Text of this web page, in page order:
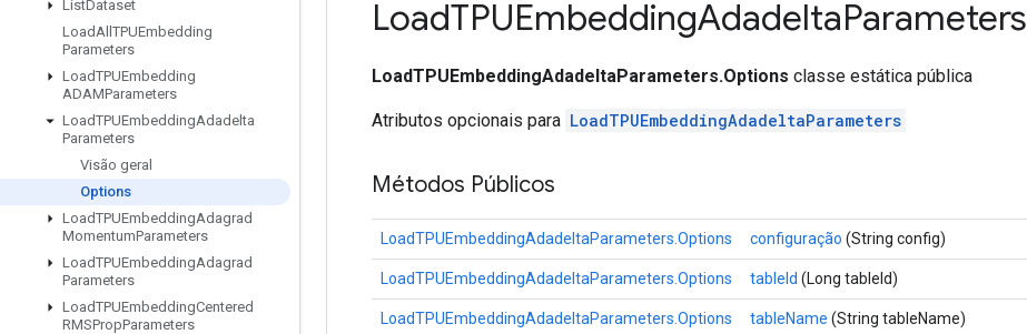
ListDataset
LoadAll TPUEmbedding
Parameters
LoadTPUEmbedding
ADAMParameters
LoadTPUEmbeddingAdadelta
Parameters
Visão geral
Options
LoadTPUEmbeddingAdagrad
MomentumParameters
LoadTPUEmbeddingAdagrad
Parameters
LoadTPUEmbeddingCentered
RMSPropParameters
LoadTPUEmbeddingAdadeltaParameters
LoadTPUEmbeddingAdadeltaParameters.Options classe estática pública
Atributos opcionais para LoadTPUEmbeddingAdadeltaParameters
Métodos Públicos
LoadTPUEmbeddingAdadeltaParameters.Options configuração (String config)
LoadTPUEmbeddingAdadeltaParameters.Options tableId (Long tableId)
LoadTPUEmbeddingAdadeltaParameters.Options tableName (String tableName)